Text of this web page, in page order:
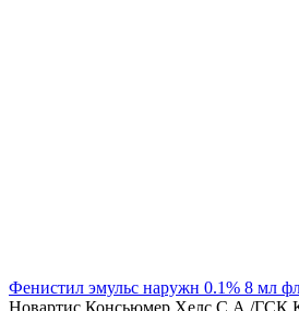
Фенистил эмульс наружн 0.1% 8 мл
Новартис Консьюмер Хелс С.А./ГСК